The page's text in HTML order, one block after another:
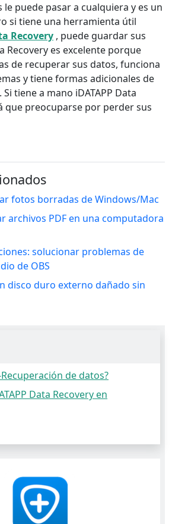
Recuperación de datos?
Data Recovery en
le puede pasar a cualquiera y es un
si tiene una herramienta útil
Recovery , puede guardar sus
Recovery es excelente porque
de recuperar sus datos, funciona
y tiene formas adicionales de
tiene a mano iDATAPP Data
que preocuparse por perder sus
fotos borradas de Windows/Mac
archivos PDF en una computadora
solucionar problemas de
de OBS
disco duro externo dañado sin